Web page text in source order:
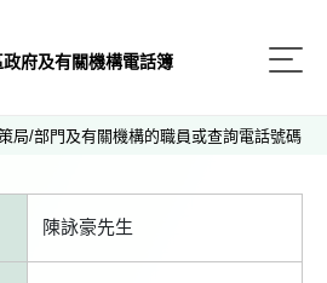
府及有關機構電話簿
局/部門及有關機構的職員或查詢電話號碼
陳詠豪先生